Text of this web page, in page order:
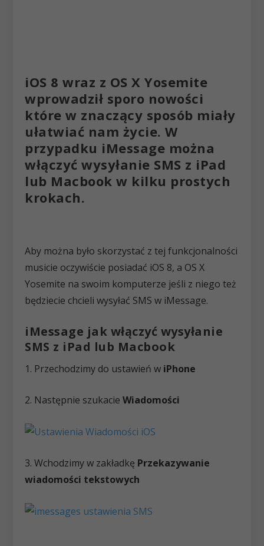
iOS 8 wraz z OS X Yosemite
wprowadził sporo nowości
które w znaczący sposób miały
ułatwiać nam życie. W
przypadku iMessage można
włączyć wysyłanie SMS z iPad
lub Macbook w kilku prostych
krokach.
Aby można było skorzystać z tej funkcjonalności
musicie oczywiście posiadać iOS 8, a OS X
Yosemite na swoim komputerze jeśli z niego też
będziecie chcieli wysyłać SMS w iMessage.
iMessage jak włączyć wysyłanie
SMS z iPad lub Macbook
1. Przechodzimy do ustawień w iPhone
2. Następnie szukacieWiadomości
3. Wchodzimy w zakładkę Przekazywanie
wiadomości tekstowych